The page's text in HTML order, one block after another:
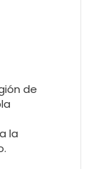
de
la